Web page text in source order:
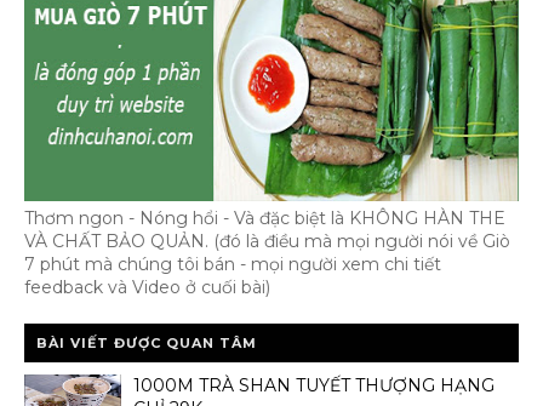
Thơm ngon - Nóng hổi - Và đặc biệt là KHÔNG HÀN THE
VÀ CHẤT BẢO QUẢN. (đó là điều mà mọi người nói về Giò
7 phút mà chúng tôi bán - mọi người xem chi tiết
feedback và Video ở cuối bài)
BÀI VIẾT ĐƯỢC QUAN TÂM
1000M TRÀ SHAN TUYẾT THƯỢNG HẠNG